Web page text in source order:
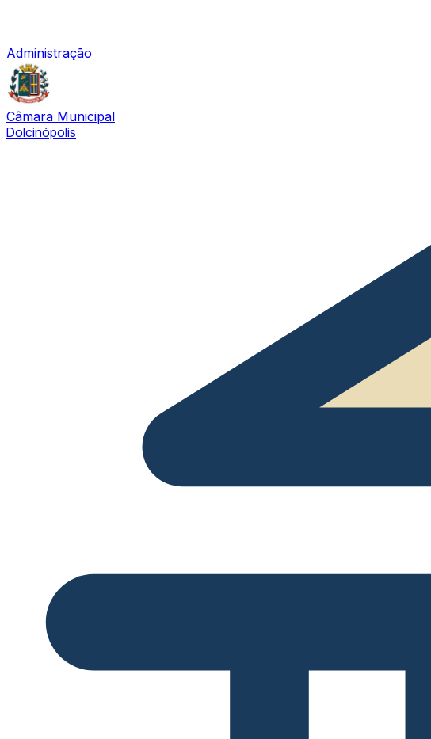
Administração
Câmara Municipal
Dolcinópolis